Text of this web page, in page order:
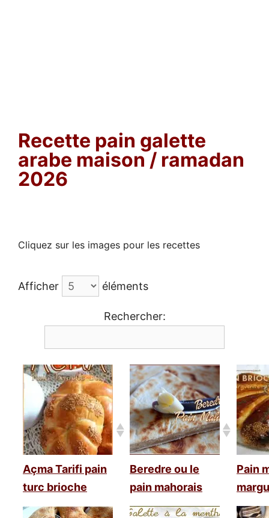
Recette pain galette
arabe maison / ramadan
2026
Cliquez sur les images pour les recettes
Afficher éléments
Rechercher:
Açma Tarifi pain
turc brioche
Beredre ou le
pain mahorais
Pain